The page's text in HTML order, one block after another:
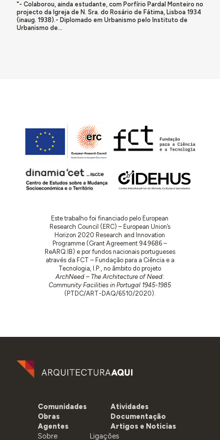
"- Colaborou, ainda estudante, com Porfírio Pardal Monteiro no
projecto da Igreja de N. Sra. do Rosário de Fátima, Lisboa 1934
(inaug. 1938).- Diplomado em Urbanismo pelo Instituto de
Urbanismo de...
Este trabalho foi financiado pelo European
Research Council (ERC) – European Union’s
Horizon 2020 Research and Innovation
Programme (Grant Agreement 949686 –
ReARQ.IB) e por fundos nacionais portugueses
através da FCT – Fundação para a Ciência e a
Tecnologia, I.P., no âmbito do projeto
ArchNeed – The Architecture of Need:
Community Facilities in Portugal 1945-1985
(PTDC/ART-DAQ/6510/2020).
Comunidades
Obras
Agentes
Atividades
Documentação
Artigos e Noticias
Sobre
Ligações